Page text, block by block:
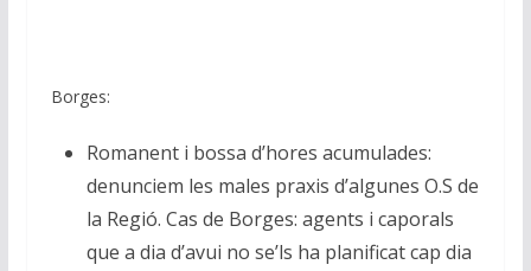
Borges:
Romanent i bossa d’hores acumulades:
denunciem les males praxis d’algunes O.S de
la Regió. Cas de Borges: agents i caporals
que a dia d’avui no se’ls ha planificat cap dia